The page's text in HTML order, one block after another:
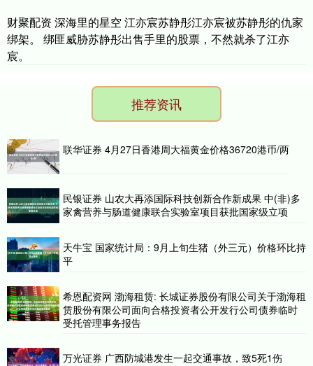
财聚配资 深海里的星空 江亦宸苏静彤江亦宸被苏静彤的仇家
绑架。 绑匪威胁苏静彤出售手里的股票，不然就杀了江亦
宸。
推荐资讯
联华证券 4月27日香港周大福黄金价格36720港币/两
民银证券 山农大再添国际科技创新合作新成果 中(非)多
家禽营养与肠道健康联合实验室项目获批国家级立项
天牛宝 国家统计局：9月上旬生猪（外三元）价格环比持
平
希恩配资网 渤海租赁: 长城证券股份有限公司关于渤海租
赁股份有限公司面向合格投资者公开发行公司债券临时
受托管理事务报告
万光证券 广西防城港发生一起交通事故，致5死1伤